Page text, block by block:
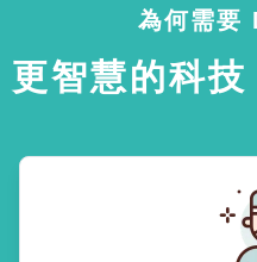
為何需要
更智慧的科